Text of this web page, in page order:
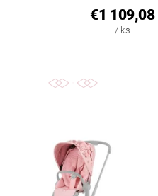
€1 109,08
/ ks